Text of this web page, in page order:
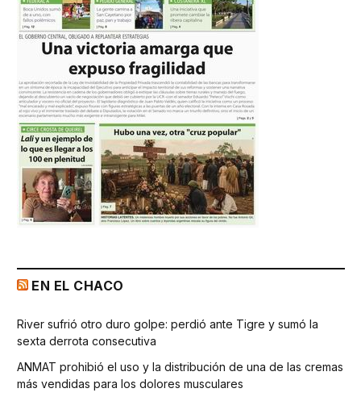
EN EL CHACO
River sufrió otro duro golpe: perdió ante Tigre y sumó la
sexta derrota consecutiva
ANMAT prohibió el uso y la distribución de una de las cremas
más vendidas para los dolores musculares